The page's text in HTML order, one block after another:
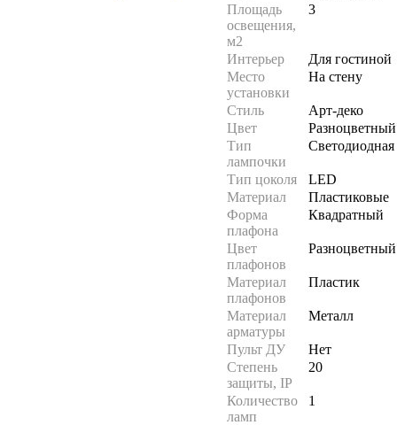
Площадь
освещения,
м2
3
Интерьер
Для гостиной
Место
установки
На стену
Стиль
Арт-деко
Цвет
Разноцветный
Тип
лампочки
Светодиодная
Тип цоколя
LED
Материал
Пластиковые
Форма
плафона
Квадратный
Цвет
плафонов
Разноцветный
Материал
плафонов
Пластик
Материал
арматуры
Металл
Пульт ДУ
Нет
Степень
защиты, IP
20
Количество
ламп
1